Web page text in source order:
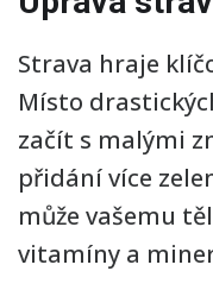
Strava hraje
Místo
začít s malými
přidání více
může vašemu
vitamíny a